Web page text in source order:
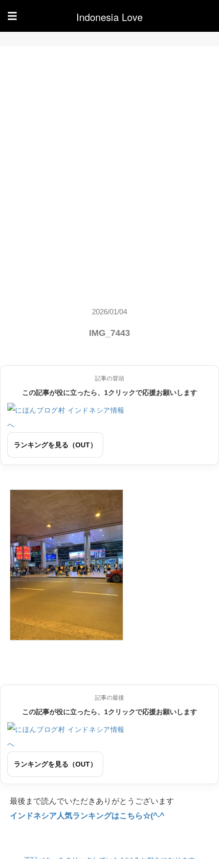
☰ Indonesia Love
2026/01/04
IMG_7443
記事の冒頭
この記事が役に立ったら、1クリックで応援お願いします
ランキングを見る（OUT）
記事の最後
この記事が役に立ったら、1クリックで応援お願いします
ランキングを見る（OUT）
最後まで読んでいただきありがとうございます
インドネシア人気ランキングはこちら☆(^-^